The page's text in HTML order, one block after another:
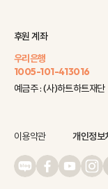
후원 계좌
우리은행
1005-101-413016
예금주 : (사)하트하트재단
이용약관 개인정보